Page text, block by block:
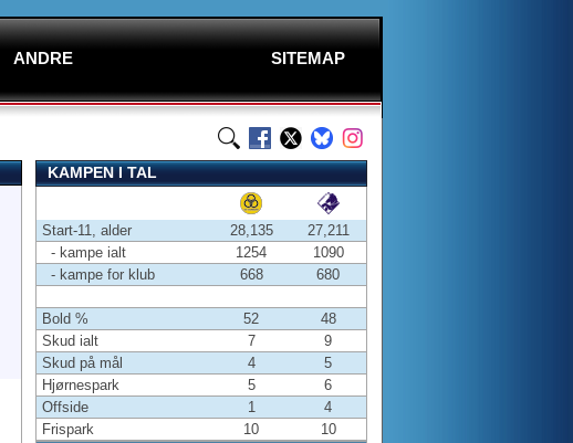
ANDRE SITEMAP
KAMPEN I TAL
Start-11, alder 28,135
27,211
- kampe ialt
1254
1090
- kampe for klub
668 680
Bold % 52
48
Skud ialt
7
9
Skud på mål
4
5
Hjørnespark
5
6
Offside
1
4
Frispark
10 10